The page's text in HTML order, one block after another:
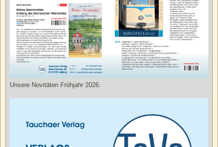
Unsere Novitäten Frühjahr 2026.